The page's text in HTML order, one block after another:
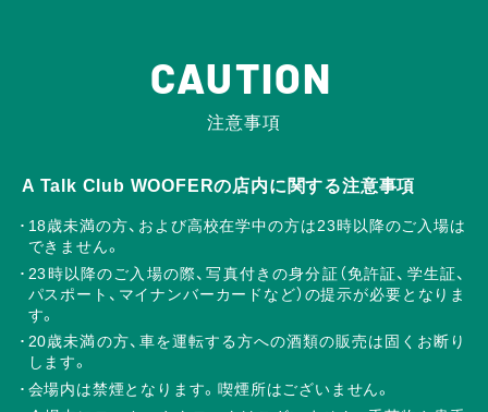
CAUTION
注意事項
A Talk Club WOOFERの店内に関する注意事項
18歳未満の方、および高校在学中の方は23時以降のご入場は
できません。
23時以降のご入場の際、写真付きの身分証（免許証、学生証、
パスポート、マイナンバーカードなど）の提示が必要となりま
す。
20歳未満の方、車を運転する方への酒類の販売は固くお断り
します。
会場内は禁煙となります。喫煙所はございません。